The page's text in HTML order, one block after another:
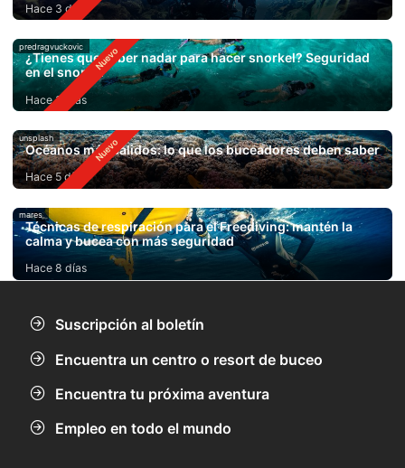
Hace 3 días
predragvuckovic
¿Tienes que saber nadar para hacer snorkel? Seguridad
en el snorkel
Hace 3 días
unsplash
Océanos más cálidos: lo que los buceadores deben saber
Hace 5 días
mares
Técnicas de respiración para el Freediving: mantén la
calma y bucea con más seguridad
Hace 8 días
Suscripción al boletín
Encuentra un centro o resort de buceo
Encuentra tu próxima aventura
Empleo en todo el mundo